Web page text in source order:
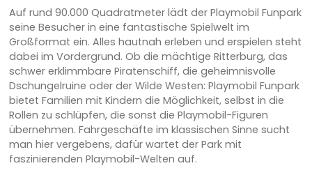
Auf rund 90.000 Quadratmeter lädt der Playmobil Funpark
seine Besucher in eine fantastische Spielwelt im
Großformat ein. Alles hautnah erleben und erspielen steht
dabei im Vordergrund. Ob die mächtige Ritterburg, das
schwer erklimmbare Piratenschiff, die geheimnisvolle
Dschungelruine oder der Wilde Westen: Playmobil Funpark
bietet Familien mit Kindern die Möglichkeit, selbst in die
Rollen zu schlüpfen, die sonst die Playmobil-Figuren
übernehmen. Fahrgeschäfte im klassischen Sinne sucht
man hier vergebens, dafür wartet der Park mit
faszinierenden Playmobil-Welten auf.